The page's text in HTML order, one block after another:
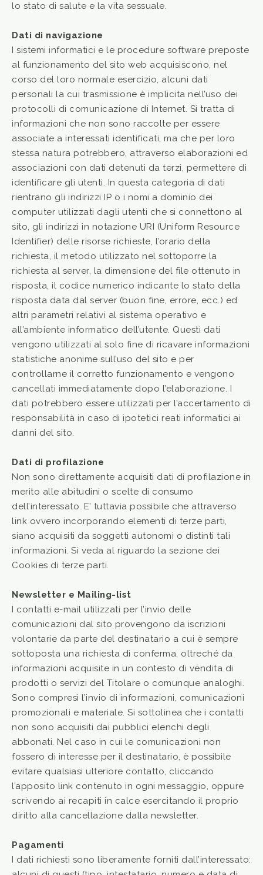
lo stato di salute e la vita sessuale.
Dati di navigazione
I sistemi informatici e le procedure software preposte
al funzionamento del sito web acquisiscono, nel
corso del loro normale esercizio, alcuni dati
personali la cui trasmissione è implicita nell’uso dei
protocolli di comunicazione di Internet. Si tratta di
informazioni che non sono raccolte per essere
associate a interessati identificati, ma che per loro
stessa natura potrebbero, attraverso elaborazioni ed
associazioni con dati detenuti da terzi, permettere di
identificare gli utenti. In questa categoria di dati
rientrano gli indirizzi IP o i nomi a dominio dei
computer utilizzati dagli utenti che si connettono al
sito, gli indirizzi in notazione URI (Uniform Resource
Identifier) delle risorse richieste, l’orario della
richiesta, il metodo utilizzato nel sottoporre la
richiesta al server, la dimensione del file ottenuto in
risposta, il codice numerico indicante lo stato della
risposta data dal server (buon fine, errore, ecc.) ed
altri parametri relativi al sistema operativo e
all’ambiente informatico dell’utente. Questi dati
vengono utilizzati al solo fine di ricavare informazioni
statistiche anonime sull’uso del sito e per
controllarne il corretto funzionamento e vengono
cancellati immediatamente dopo l’elaborazione. I
dati potrebbero essere utilizzati per l’accertamento di
responsabilità in caso di ipotetici reati informatici ai
danni del sito.
Dati di profilazione
Non sono direttamente acquisiti dati di profilazione in
merito alle abitudini o scelte di consumo
dell’interessato. E’ tuttavia possibile che attraverso
link ovvero incorporando elementi di terze parti,
siano acquisiti da soggetti autonomi o distinti tali
informazioni. Si veda al riguardo la sezione dei
Cookies di terze parti.
Newsletter e Mailing-list
I contatti e-mail utilizzati per l’invio delle
comunicazioni dal sito provengono da iscrizioni
volontarie da parte del destinatario a cui è sempre
sottoposta una richiesta di conferma, oltreché da
informazioni acquisite in un contesto di vendita di
prodotti o servizi del Titolare o comunque analoghi.
Sono compresi l’invio di informazioni, comunicazioni
promozionali e materiale. Si sottolinea che i contatti
non sono acquisiti dai pubblici elenchi degli
abbonati. Nel caso in cui le comunicazioni non
fossero di interesse per il destinatario, è possibile
evitare qualsiasi ulteriore contatto, cliccando
l’apposito link contenuto in ogni messaggio, oppure
scrivendo ai recapiti in calce esercitando il proprio
diritto alla cancellazione dalla newsletter.
Pagamenti
I dati richiesti sono liberamente forniti dall’interessato: